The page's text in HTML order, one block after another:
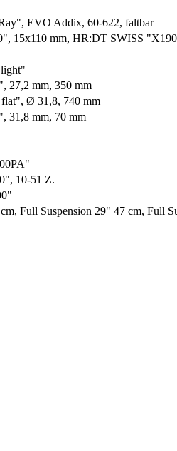
EVO Addix, 60-622, faltbar
15x110 mm, HR:DT SWISS
27,2 mm, 350 mm
Ø 31,8, 740 mm
31,8 mm, 70 mm
10-51 Z.
Full Suspension 29" 47 cm, Full